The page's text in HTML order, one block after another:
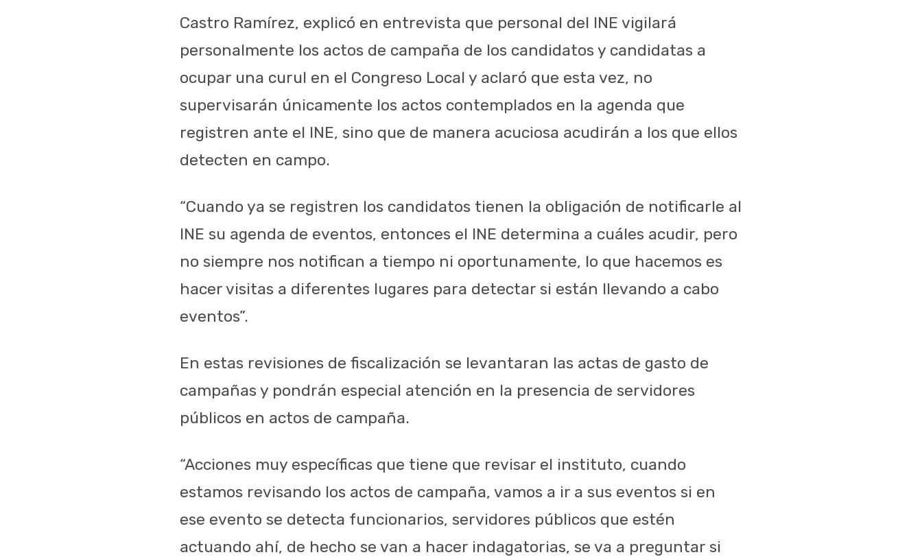
Castro Ramírez, explicó en entrevista que personal del INE vigilará
personalmente los actos de campaña de los candidatos y candidatas a
ocupar una curul en el Congreso Local y aclaró que esta vez, no
supervisarán únicamente los actos contemplados en la agenda que
registren ante el INE, sino que de manera acuciosa acudirán a los que ellos
detecten en campo.
“Cuando ya se registren los candidatos tienen la obligación de notificarle al
INE su agenda de eventos, entonces el INE determina a cuáles acudir, pero
no siempre nos notifican a tiempo ni oportunamente, lo que hacemos es
hacer visitas a diferentes lugares para detectar si están llevando a cabo
eventos”.
En estas revisiones de fiscalización se levantaran las actas de gasto de
campañas y pondrán especial atención en la presencia de servidores
públicos en actos de campaña.
“Acciones muy específicas que tiene que revisar el instituto, cuando
estamos revisando los actos de campaña, vamos a ir a sus eventos si en
ese evento se detecta funcionarios, servidores públicos que estén
actuando ahí, de hecho se van a hacer indagatorias, se va a preguntar si